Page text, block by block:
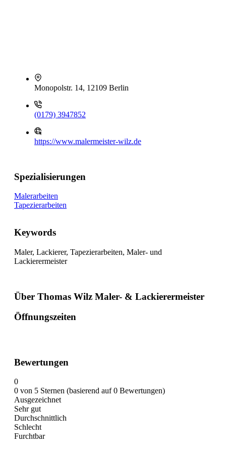
Monopolstr. 14, 12109 Berlin
(0179) 3947852
https://www.malermeister-wilz.de
Spezialisierungen
Malerarbeiten
Tapezierarbeiten
Keywords
Maler, Lackierer, Tapezierarbeiten, Maler- und
Lackierermeister
Über Thomas Wilz Maler- & Lackierermeister
Öffnungszeiten
Bewertungen
0
0 von 5 Sternen (basierend auf 0 Bewertungen)
Ausgezeichnet
Sehr gut
Durchschnittlich
Schlecht
Furchtbar